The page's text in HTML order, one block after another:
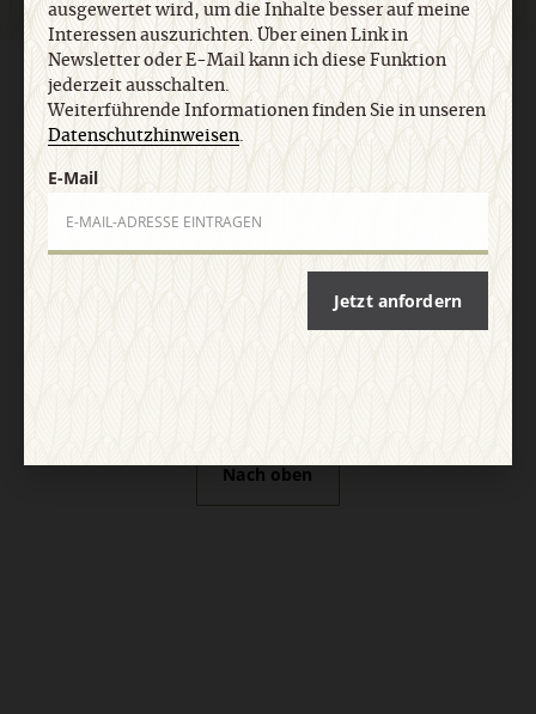
AGB und Widerrufsbelehrung
Impressum
Vertrag widerrufen
Nach oben
ausgewertet wird, um die Inhalte besser auf meine
Interessen auszurichten. Über einen Link in
Newsletter oder E-Mail kann ich diese Funktion
jederzeit ausschalten.
Weiterführende Informationen finden Sie in unseren
Datenschutzhinweisen.
E-Mail
Jetzt anfordern